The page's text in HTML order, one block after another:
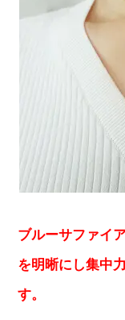
ブルーサファイ
を明晰にし集中
す。